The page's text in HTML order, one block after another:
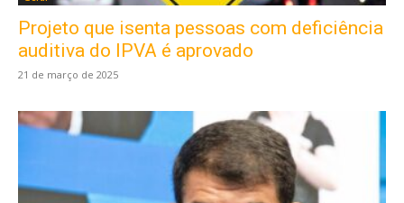
Projeto que isenta pessoas com deficiência
auditiva do IPVA é aprovado
21 de março de 2025